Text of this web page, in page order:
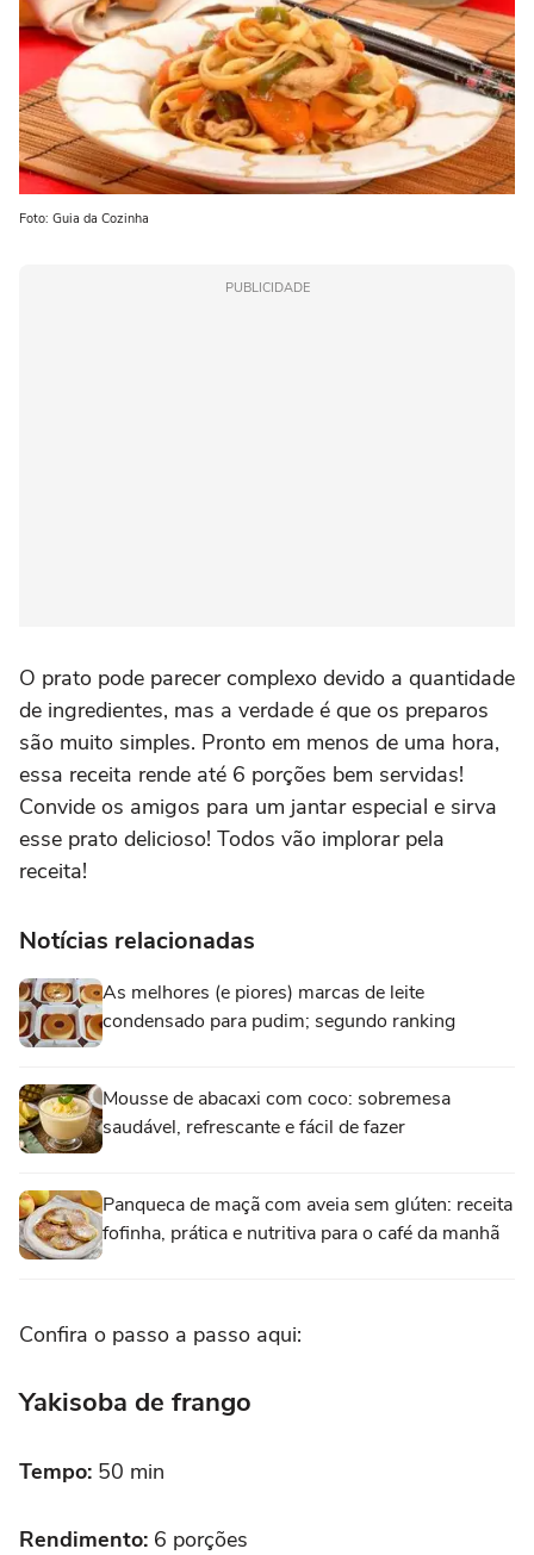
Foto: Guia da Cozinha
PUBLICIDADE
O prato pode parecer complexo devido a quantidade
de ingredientes, mas a verdade é que os preparos
são muito simples. Pronto em menos de uma hora,
essa receita rende até 6 porções bem servidas!
Convide os amigos para um jantar especial e sirva
esse prato delicioso! Todos vão implorar pela
receita!
Notícias relacionadas
As melhores (e piores) marcas de leite
condensado para pudim; segundo ranking
Mousse de abacaxi com coco: sobremesa
saudável, refrescante e fácil de fazer
Panqueca de maçã com aveia sem glúten: receita
fofinha, prática e nutritiva para o café da manhã
Confira o passo a passo aqui:
Yakisoba de frango
Tempo: 50 min
Rendimento: 6 porções